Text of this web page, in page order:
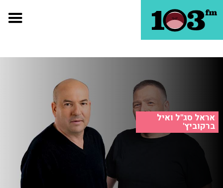
אראל סג"ל ואיל
ברקוביץ'